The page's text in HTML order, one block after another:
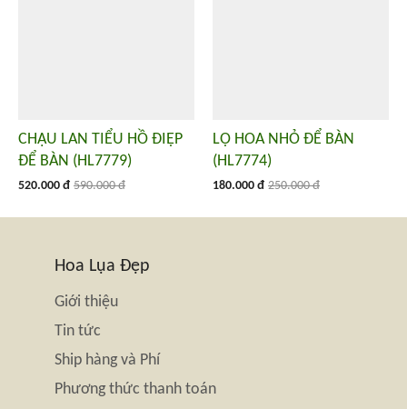
CHẬU LAN TIỂU HỒ ĐIỆP
ĐỂ BÀN (HL7779)
520.000 đ 590.000 đ
LỌ HOA NHỎ ĐỂ BÀN
(HL7774)
180.000 đ 250.000 đ
Hoa Lụa Đẹp
Giới thiệu
Tin tức
Ship hàng và Phí
Phương thức thanh toán